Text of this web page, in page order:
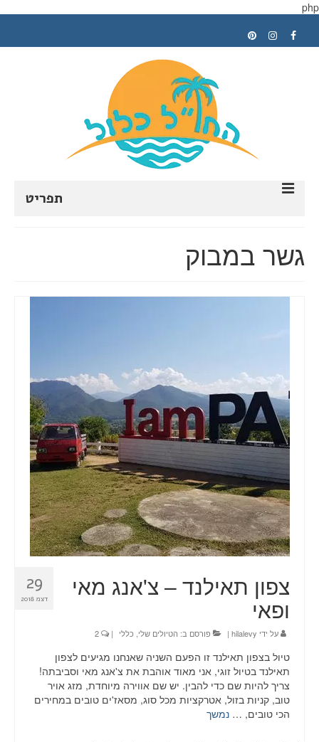
php
תפריט
תכנון טיול
טיפים
חדשות
אודות
צור קשר
Planning a trip? Here it all begins!
עמוד הבית
גשר במבוק
29
דצמ 2018 צפון תאילנד – צ'אנג מאי
ופאי
על ידי hilalevy
| פורסם ב: הטיולים שלי כללי |
טיול בצפון תאילנד זו הפעם השניה שאנחנו מגיעים לצפון
תאילנד בטיול זוגי, אני מאוד אוהבת את צ'אנג מאי וסביבתה!
צריך להיות שם כדי להבין. יש שם אווירה מיוחדת, מזג אויר
טוב, קניות בזול, אטרקציות מכל סוג, מסאז'ים טובים במחירים
הכי טובים, … נמשך